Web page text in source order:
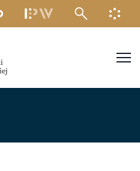
MENU